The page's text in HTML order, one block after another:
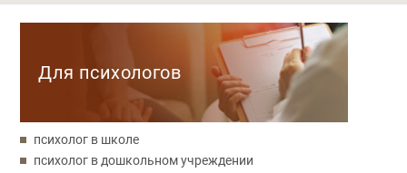
Для психологов
психолог в школе
психолог в дошкольном учреждении